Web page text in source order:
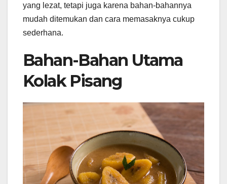
yang lezat, tetapi juga karena bahan-bahannya
mudah ditemukan dan cara memasaknya cukup
sederhana.
Bahan-Bahan Utama
Kolak Pisang